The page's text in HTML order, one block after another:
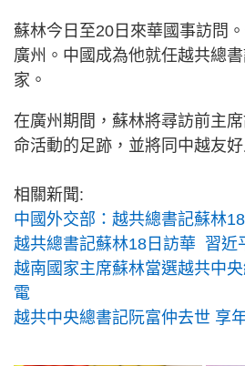
蘇林今日至20日來華國事訪問
廣州。中國成為他就任越共總
家。
在廣州期間，蘇林將尋訪前主
命活動的足跡，並將同中越友
相關新聞:
中國外交部：越共總書記蘇林
越共總書記蘇林18日訪華 習近
越南國家主席蘇林當選越共中
電
越共中央總書記阮富仲去世 享